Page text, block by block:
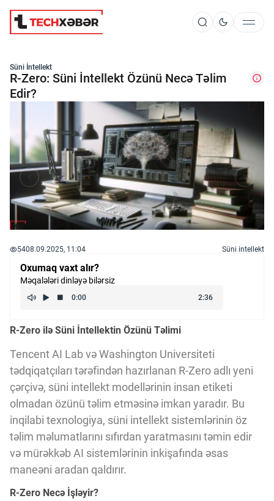
Süni İntellekt
Texnoloji İnkişaf
İnnovasiya və Startaplar
Robot və Cihazlar
Kriptovalyuta
ÇƏRƏZLƏR SİYASƏTİ
İSTIFADƏ ŞƏRTLƏRİ
MƏXFİLİK SİYASƏTİ
Haqqımızda
Süni İntellekt
R-Zero: Süni İntellekt Özünü Necə Təlim
Edir?
5408.09.2025, 11:04 Süni intellekt
Oxumaq vaxt alır?
Məqalələri dinləyə bilərsiz
R-Zero ilə Süni İntellektin Özünü Təlimi
Tencent AI Lab və Washington Universiteti
tədqiqatçıları tərəfindən hazırlanan R-Zero adlı yeni
çərçivə, süni intellekt modellərinin insan etiketi
olmadan özünü təlim etməsinə imkan yaradır. Bu
inqilabi texnologiya, süni intellekt sistemlərinin öz
təlim məlumatlarını sıfırdan yaratmasını təmin edir
və mürəkkəb AI sistemlərinin inkişafında əsas
maneəni aradan qaldırır.
R-Zero Necə İşləyir?